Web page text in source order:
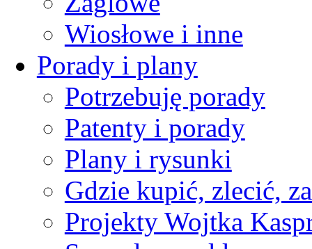
Wiosłowe i inne
Porady i plany
Potrzebuję porady
Patenty i porady
Plany i rysunki
Gdzie kupić, zlecić,
Projekty Wojtka